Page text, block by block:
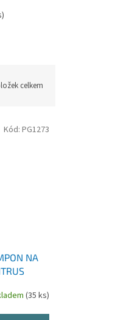
celkem
NA
(35 ks)
Kód: PG1273